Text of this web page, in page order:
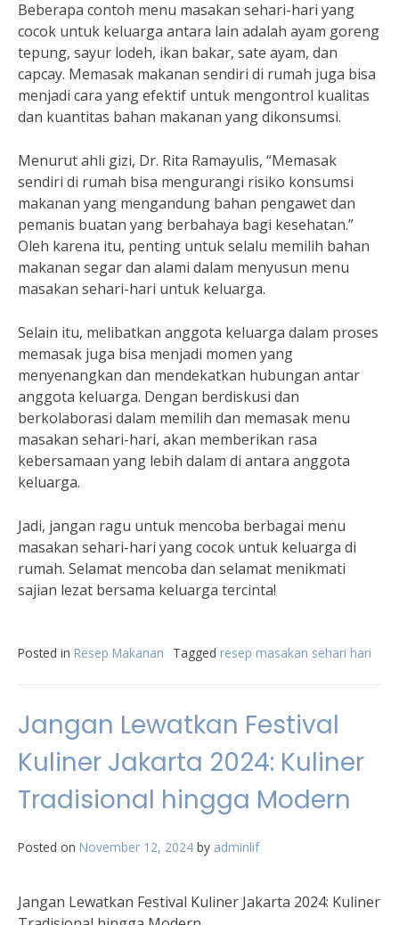
Beberapa contoh menu masakan sehari-hari yang
cocok untuk keluarga antara lain adalah ayam goreng
tepung, sayur lodeh, ikan bakar, sate ayam, dan
capcay. Memasak makanan sendiri di rumah juga bisa
menjadi cara yang efektif untuk mengontrol kualitas
dan kuantitas bahan makanan yang dikonsumsi.
Menurut ahli gizi, Dr. Rita Ramayulis, “Memasak
sendiri di rumah bisa mengurangi risiko konsumsi
makanan yang mengandung bahan pengawet dan
pemanis buatan yang berbahaya bagi kesehatan.”
Oleh karena itu, penting untuk selalu memilih bahan
makanan segar dan alami dalam menyusun menu
masakan sehari-hari untuk keluarga.
Selain itu, melibatkan anggota keluarga dalam proses
memasak juga bisa menjadi momen yang
menyenangkan dan mendekatkan hubungan antar
anggota keluarga. Dengan berdiskusi dan
berkolaborasi dalam memilih dan memasak menu
masakan sehari-hari, akan memberikan rasa
kebersamaan yang lebih dalam di antara anggota
keluarga.
Jadi, jangan ragu untuk mencoba berbagai menu
masakan sehari-hari yang cocok untuk keluarga di
rumah. Selamat mencoba dan selamat menikmati
sajian lezat bersama keluarga tercinta!
Posted in Resep Makanan Tagged resep masakan sehari hari
Jangan Lewatkan Festival
Kuliner Jakarta 2024: Kuliner
Tradisional hingga Modern
Posted on November 12, 2024 by adminlif
Jangan Lewatkan Festival Kuliner Jakarta 2024: Kuliner